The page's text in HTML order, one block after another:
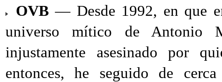
OVB — Desde 1992, en que
universo mítico de Antonio
injustamente asesinado por
entonces, he seguido de